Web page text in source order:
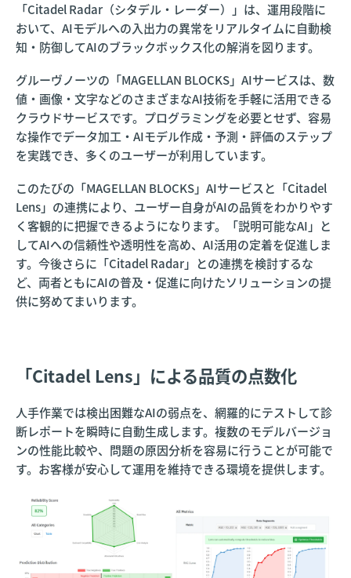
「Citadel Radar（シタデル・レーダー）」は、運用段階に
おいて、AIモデルへの入出力の異常をリアルタイムに自動検
知・防御してAIのブラックボックス化の解消を図ります。
グルーヴノーツの「MAGELLAN BLOCKS」AIサービスは、数
値・画像・文字などのさまざまなAI技術を手軽に活用できる
クラウドサービスです。プログラミングを必要とせず、容易
な操作でデータ加工・AIモデル作成・予測・評価のステップ
を実践でき、多くのユーザーが利用しています。
このたびの「MAGELLAN BLOCKS」AIサービスと「Citadel
Lens」の連携により、ユーザー自身がAIの品質をわかりやす
く客観的に把握できるようになります。「説明可能なAI」と
してAIへの信頼性や透明性を高め、AI活用の定着を促進しま
す。今後さらに「Citadel Radar」との連携を検討するな
ど、両者ともにAIの普及・促進に向けたソリューションの提
供に努めてまいります。
「Citadel Lens」による品質の点数化
人手作業では検出困難なAIの弱点を、網羅的にテストして診
断レポートを瞬時に自動生成します。複数のモデルバージョ
ンの性能比較や、問題の原因分析を容易に行うことが可能で
す。お客様が安心して運用を維持できる環境を提供します。